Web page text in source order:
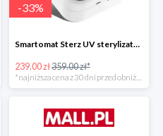
-33%
Smartomat Sterz UV sterylizator -33%
239.00 zł359.00 zł*